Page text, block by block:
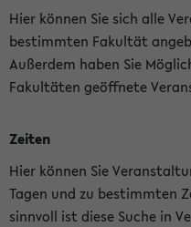
Hier können Sie sich alle
bestimmten Fakultät
Außerdem haben Sie
Fakultäten geöffnete
Zeiten
Hier können Sie
Tagen und zu bestimmten
sinnvoll ist diese Suche in